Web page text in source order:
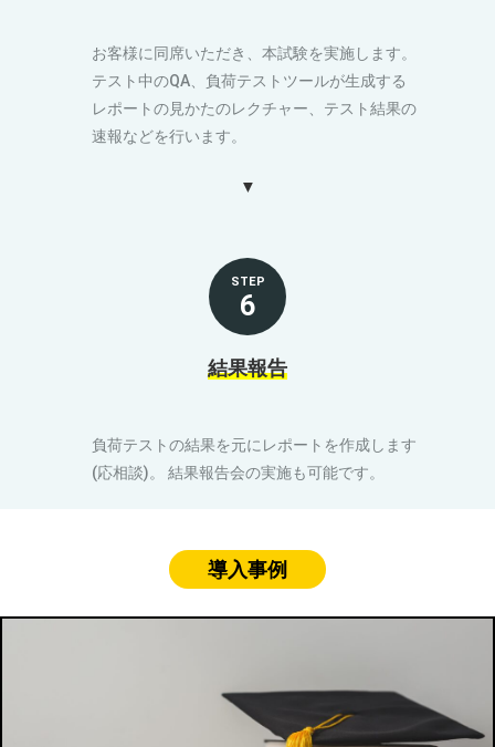
お客様に同席いただき、本試験を実施します。
テスト中のQA、負荷テストツールが生成する
レポートの見かたのレクチャー、テスト結果の
速報などを行います。
STEP
6
結果報告
負荷テストの結果を元にレポートを作成します
(応相談)。 結果報告会の実施も可能です。
導入事例